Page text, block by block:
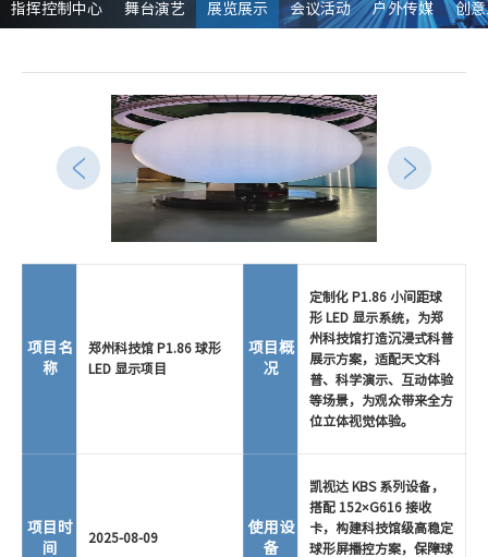
指挥控制中心 舞台演艺 展览展示 会议活动 户外传媒 创
项目名
称
郑州科技馆 P1.86 球形
LED 显示项目
项目概
况
定制化 P1.86 小间距球
形 LED 显示系统，为郑
州科技馆打造沉浸式科普
展示方案，适配天文科
普、科学演示、互动体验
等场景，为观众带来全方
位立体视觉体验。
项目时
间
2025-08-09
使用设
备
凯视达 KBS 系列设备，
搭配 152×G616 接收
卡，构建科技馆级高稳定
球形屏播控方案，保障球